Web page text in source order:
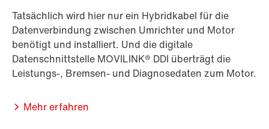
Tatsächlich wird hier nur ein Hybridkabel für die
Datenverbindung zwischen Umrichter und Motor
benötigt und installiert. Und die digitale
Datenschnittstelle MOVILINK® DDI überträgt die
Leistungs-, Bremsen- und Diagnosedaten zum Motor.
Mehr erfahren